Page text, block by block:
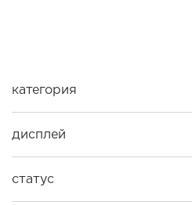
категория
дисплей
статус